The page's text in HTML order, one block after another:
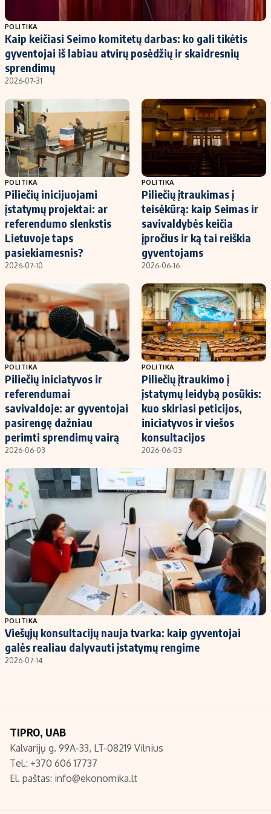
Populiarios temos
Investavimas
Akcijų rinka
Saulės elektrinės
Kriptovaliutos
Infliacija
Migracija
Titulinis
Nedarbo išmokos skaičiuoklė
Būsto finansai
Įdomios naujienos
Redakcija
Apie mus
Redakcijos politika
Privatumo politika
Turinio žymėjimo taisyklės
Regionų naujienos
Indėlių palūkanos
POLITIKA
Kaip keičiasi Seimo komitetų darbas: ko gali tikėtis
gyventojai iš labiau atvirų posėdžių ir skaidresnių
sprendimų
2026-07-31
POLITIKA
Piliečių inicijuojami
įstatymų projektai: ar
referendumo slenkstis
Lietuvoje taps
pasiekiamesnis?
2026-07-10
POLITIKA
Piliečių įtraukimas į
teisėkūrą: kaip Seimas ir
savivaldybės keičia
įpročius ir ką tai reiškia
gyventojams
2026-06-16
POLITIKA
Piliečių iniciatyvos ir
referendumai
savivaldoje: ar gyventojai
pasirengę dažniau
perimti sprendimų vairą
2026-06-03
POLITIKA
Piliečių įtraukimo į
įstatymų leidybą posūkis:
kuo skiriasi peticijos,
iniciatyvos ir viešos
konsultacijos
2026-06-03
POLITIKA
Viešųjų konsultacijų nauja tvarka: kaip gyventojai
galės realiau dalyvauti įstatymų rengime
2026-07-14
TIPRO, UAB
Kalvarijų g. 99A-33, LT-08219 Vilnius
Tel.: +370 606 17737
El. paštas: info@ekonomika.lt